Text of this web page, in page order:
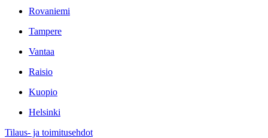
Rovaniemi
Tampere
Vantaa
Raisio
Kuopio
Helsinki
Tilaus- ja toimitusehdot